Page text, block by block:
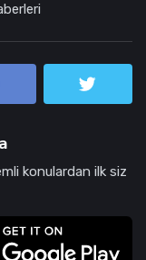
konulardan ilk siz